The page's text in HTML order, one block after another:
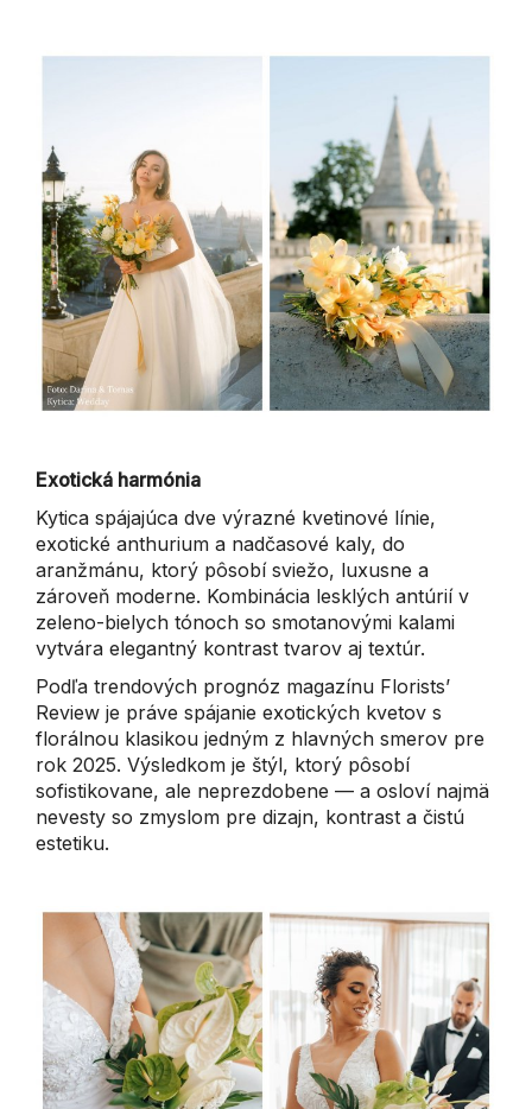
Exotická harmónia
Kytica spájajúca dve výrazné kvetinové línie,
exotické anthurium a nadčasové kaly, do
aranžmánu, ktorý pôsobí sviežo, luxusne a
zároveň moderne. Kombinácia lesklých antúrií v
zeleno-bielych tónoch so smotanovými kalami
vytvára elegantný kontrast tvarov aj textúr.
Podľa trendových prognóz magazínu Florists’
Review je práve spájanie exotických kvetov s
florálnou klasikou jedným z hlavných smerov pre
rok 2025. Výsledkom je štýl, ktorý pôsobí
sofistikovane, ale neprezdobene — a osloví najmä
nevesty so zmyslom pre dizajn, kontrast a čistú
estetiku.